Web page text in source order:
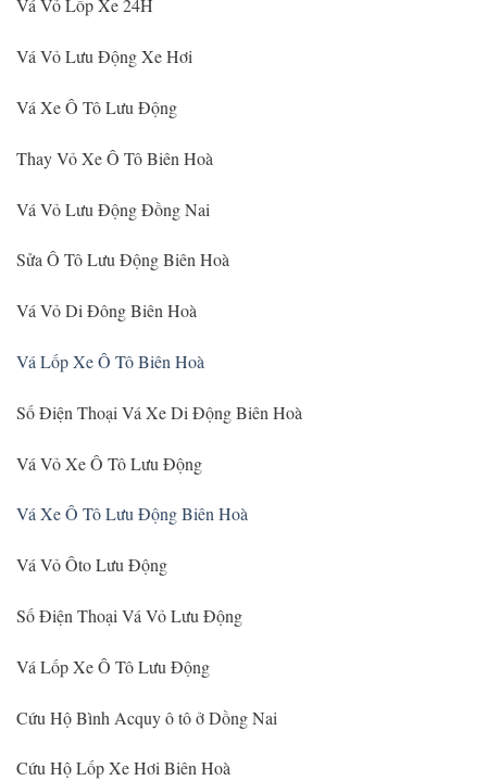
Vá Vỏ Lốp Xe 24H
Vá Vỏ Lưu Động Xe Hơi
Vá Xe Ô Tô Lưu Động
Thay Vỏ Xe Ô Tô Biên Hoà
Vá Vỏ Lưu Động Đồng Nai
Sửa Ô Tô Lưu Động Biên Hoà
Vá Vỏ Di Đông Biên Hoà
Vá Lốp Xe Ô Tô Biên Hoà
Số Điện Thoại Vá Xe Di Động Biên Hoà
Vá Vỏ Xe Ô Tô Lưu Động
Vá Xe Ô Tô Lưu Động Biên Hoà
Vá Vỏ Ôto Lưu Động
Số Điện Thoại Vá Vỏ Lưu Động
Vá Lốp Xe Ô Tô Lưu Động
Cứu Hộ Bình Acquy ô tô ở Dồng Nai
Cứu Hộ Lốp Xe Hơi Biên Hoà